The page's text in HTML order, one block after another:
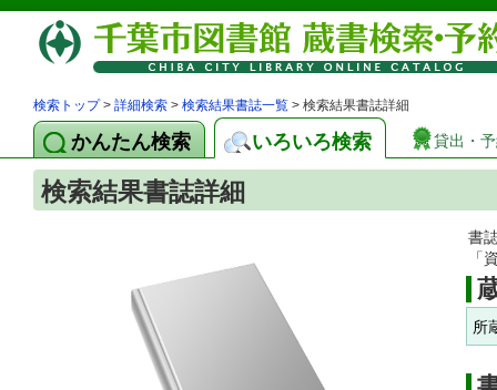
検索トップ> 詳細検索 > 検索結果書誌一覧 > 検索結果書誌詳細
かんたん検索 いろいろ検索 貸出・
検索結果書誌詳細
書
「
所